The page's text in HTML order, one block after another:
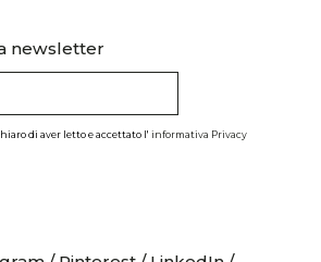
newsletter
di aver letto e accettato l'informativa Privacy